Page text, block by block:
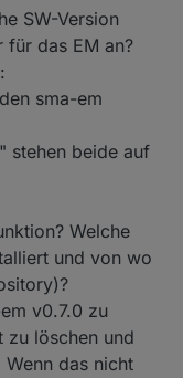
1 bzw. 60 sec
geändert.
SW-Version
das EM an?
sma-em
stehen beide auf
Welche
und von wo
v0.7.0 zu
zu löschen und
das nicht